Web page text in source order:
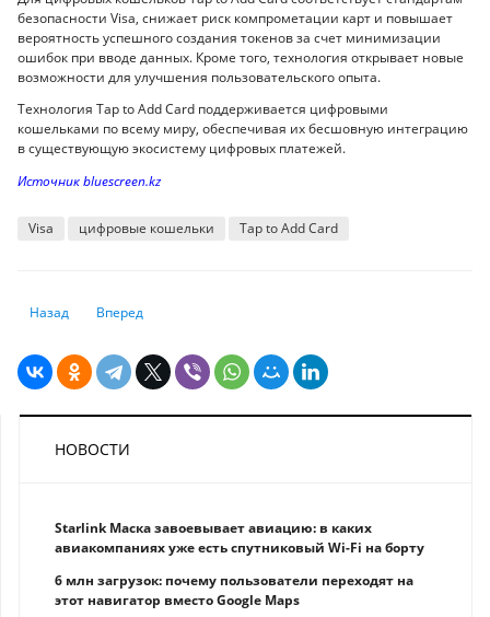
безопасности Visa, снижает риск компрометации карт и повышает
вероятность успешного создания токенов за счет минимизации
ошибок при вводе данных. Кроме того, технология открывает новые
возможности для улучшения пользовательского опыта.
Технология Tap to Add Card поддерживается цифровыми
кошельками по всему миру, обеспечивая их бесшовную интеграцию
в существующую экосистему цифровых платежей.
Источник bluescreen.kz
Visa цифровые кошельки Tap to Add Card
Предыдущий: Исследование: 60% компаний в шаге от
Назад Следующий: Китайские хакеры атаковали более 1 000
Вперед
НОВОСТИ
Starlink Маска завоевывает авиацию: в каких
авиакомпаниях уже есть спутниковый Wi-Fi на борту
6 млн загрузок: почему пользователи переходят на
этот навигатор вместо Google Maps